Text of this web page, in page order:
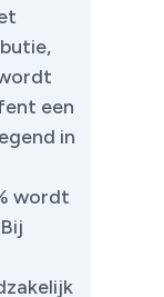
een
in
wordt